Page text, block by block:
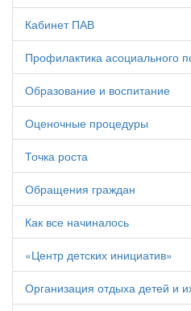
Кабинет ПАВ
Профилактика асоциального
Образование и воспитание
Оценочные процедуры
Точка роста
Обращения граждан
Как все начиналось
«Центр детских инициатив»
Организация отдыха детей и